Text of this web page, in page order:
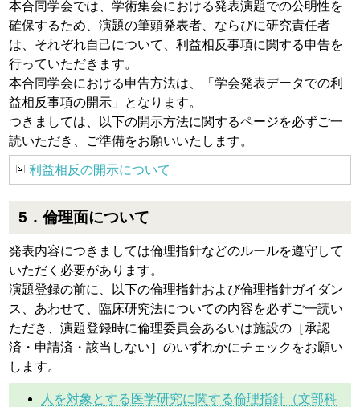
本合同学会では、学術集会における発表演題での公明性を
確保するため、演題の筆頭発表者、ならびに研究責任者
は、それぞれ自己について、利益相反事項に関する申告を
行っていただきます。
本合同学会における申告方法は、「学会発表データでの利
益相反事項の開示」となります。
つきましては、以下の開示方法に関するページを必ずご一
読いただき、ご準備をお願いいたします。
利益相反の開示について
5．倫理面について
発表内容につきましては倫理指針などのルールを遵守して
いただく必要があります。
演題登録の前に、以下の倫理指針および倫理指針ガイダン
ス、あわせて、臨床研究法についての内容を必ずご一読い
ただき、演題登録時に倫理委員会あるいは施設の［承認
済・申請済・該当しない］のいずれかにチェックをお願い
します。
人を対象とする医学研究に関する倫理指針（文部科